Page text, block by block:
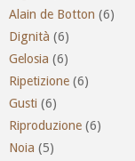
Alain de Botton (6)
Dignità (6)
Gelosia (6)
Ripetizione (6)
Gusti (6)
Riproduzione (6)
Noia (5)